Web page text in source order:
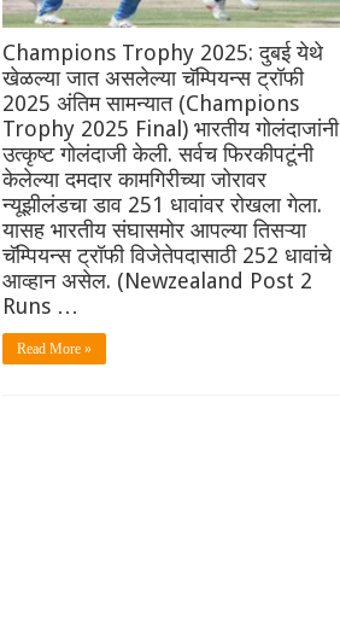
Champions Trophy 2025: दुबई येथे
खेळल्या जात असलेल्या चॅम्पियन्स ट्रॉफी
2025 अंतिम सामन्यात (Champions
Trophy 2025 Final) भारतीय गोलंदाजांनी
उत्कृष्ट गोलंदाजी केली. सर्वच फिरकीपटूंनी
केलेल्या दमदार कामगिरीच्या जोरावर
न्यूझीलंडचा डाव 251 धावांवर रोखला गेला.
यासह भारतीय संघासमोर आपल्या तिसऱ्या
चॅम्पियन्स ट्रॉफी विजेतेपदासाठी 252 धावांचे
आव्हान असेल. (Newzealand Post 2
Runs …
Read More »